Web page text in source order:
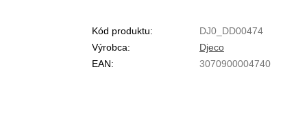
Kód produktu:
DJ0_DD00474
Výrobca:
Djeco
EAN:
3070900004740